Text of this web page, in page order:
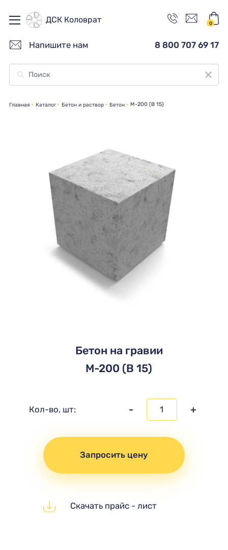
ДСК Коловрат 0
Напишите нам 8 800 707 69 17
Главная Каталог Бетон и раствор Бетон М-200 (В 15)
Бетон на гравии
М-200 (В 15)
Кол-во, шт: - +
Запросить цену
Скачать прайс - лист